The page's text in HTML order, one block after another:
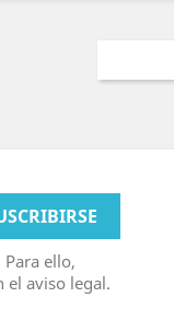
ello,
el aviso legal.